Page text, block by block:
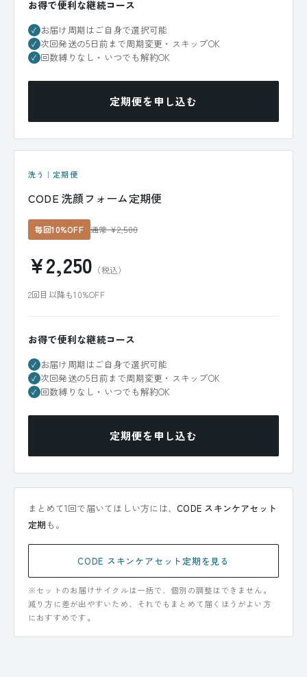
お得で便利な継続コース
✓ お届け周期はご自身で選択可能
✓ 次回発送の5日前まで周期変更・スキップOK
✓ 回数縛りなし・いつでも解約OK
定期便を申し込む
洗う｜定期便
CODE 洗顔フォーム定期便
毎回10%OFF 通常 ¥2,500
¥2,250 （税込）
2回目以降も10%OFF
お得で便利な継続コース
✓ お届け周期はご自身で選択可能
✓ 次回発送の5日前まで周期変更・スキップOK
✓ 回数縛りなし・いつでも解約OK
定期便を申し込む
まとめて1回で届いてほしい方には、CODE スキンケアセット
定期も。
CODE スキンケアセット定期を見る
※セットのお届けサイクルは一括で、個別の調整はできません。
減り方に差が出やすいため、それでもまとめて届くほうがよい方
におすすめです。